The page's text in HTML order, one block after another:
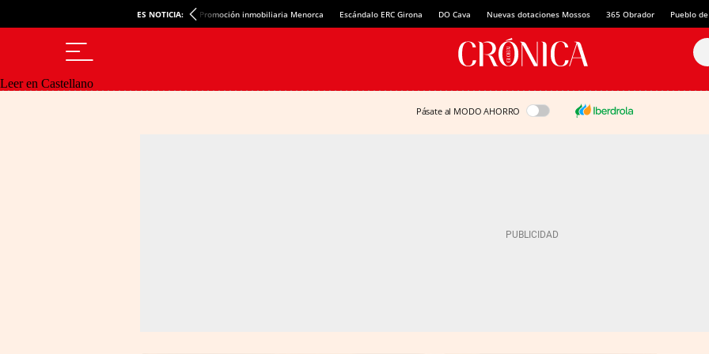
ES NOTICIA: Promoción inmobiliaria Menorca Escándalo ERC Girona DO Cava Nuevas dotaciones Mossos 365 Obrador Pueblo
Leer en Castellano
Pásate al MODO AHORRO